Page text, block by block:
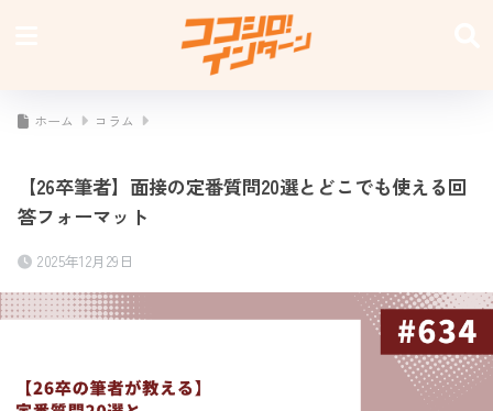
ホーム コラム
【26卒筆者】面接の定番質問20選とどこでも使える回
答フォーマット
2025年12月29日